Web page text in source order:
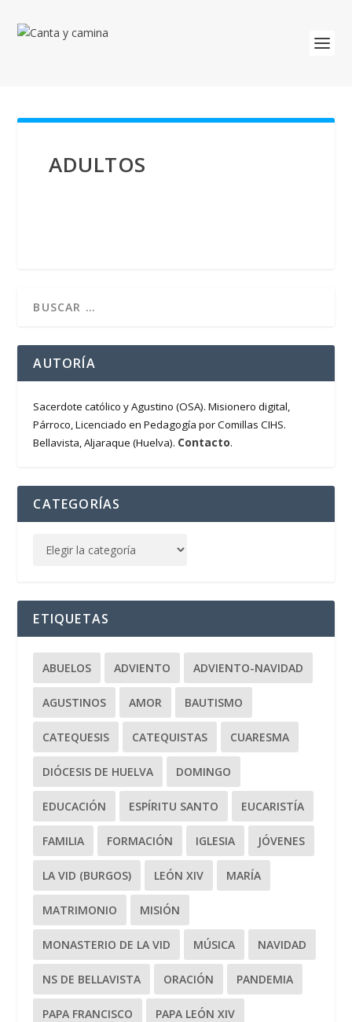
ADULTOS
AUTORÍA
Sacerdote católico y Agustino (OSA). Misionero digital,
Párroco, Licenciado en Pedagogía por Comillas CIHS.
Bellavista, Aljaraque (Huelva). Contacto.
CATEGORÍAS
ETIQUETAS
ABUELOS ADVIENTO ADVIENTO-NAVIDAD
AGUSTINOS AMOR BAUTISMO
CATEQUESIS CATEQUISTAS CUARESMA
DIÓCESIS DE HUELVA DOMINGO
EDUCACIÓN ESPÍRITU SANTO EUCARISTÍA
FAMILIA FORMACIÓN IGLESIA JÓVENES
LA VID (BURGOS) LEÓN XIV MARÍA
MATRIMONIO MISIÓN
MONASTERIO DE LA VID MÚSICA NAVIDAD
NS DE BELLAVISTA ORACIÓN PANDEMIA
PAPA FRANCISCO PAPA LEÓN XIV